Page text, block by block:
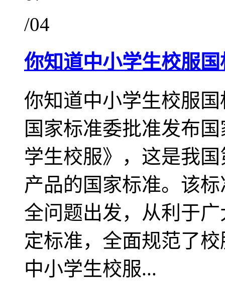
/04
你知道中小学生校服
你知道中小学生校服
国家标准委批准发布
学生校服》，这是我
产品的国家标准。该
全问题出发，从利于
定标准，全面规范了
中小学生校服...